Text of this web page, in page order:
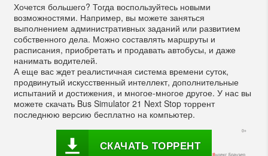
Хочется большего? Тогда воспользуйтесь новыми
возможностями. Например, вы можете заняться
выполнением административных заданий или развитием
собственного дела. Можно составлять маршруты и
расписания, приобретать и продавать автобусы, и даже
нанимать водителей.
А еще вас ждет реалистичная система времени суток,
продвинутый искусственный интеллект, дополнительные
испытаний и достижения, и многое-многое другое. У нас вы
можете скачать Bus Simulator 21 Next Stop торрент
последнюю версию бесплатно на компьютер.
СКАЧАТЬ ТОРРЕНТ